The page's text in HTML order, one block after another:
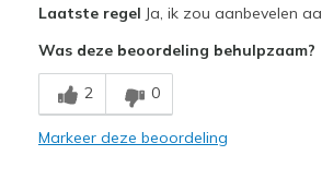
Breathe Well
Comfortable
Laatste regel Ja, ik zou aanbevelen
Was deze beoordeling behulpzaam?
2 0
Markeer deze beoordeling